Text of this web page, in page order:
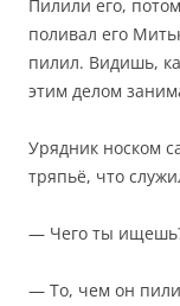
Пилили его,
поливал его
пилил. Видишь,
этим делом
Урядник носком
тряпьё, что
— Чего ты
— То, чем он